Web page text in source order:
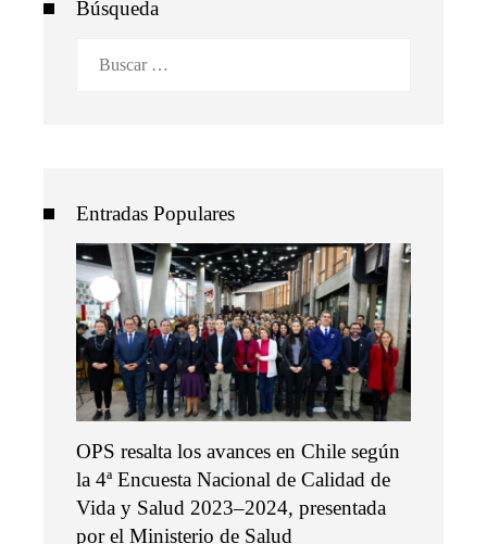
Búsqueda
Entradas Populares
OPS resalta los avances en Chile según
la 4ª Encuesta Nacional de Calidad de
Vida y Salud 2023–2024, presentada
por el Ministerio de Salud